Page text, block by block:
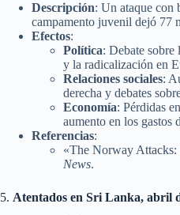
Descripción: Un ataque con
campamento juvenil dejó 77
Efectos:
Política: Debate
y la radicalización en
Relaciones sociales:
derecha y debates
Economía: Pérdidas
aumento en los gastos
Referencias:
«The Norway
News.
5. Atentados en Sri Lanka, abril